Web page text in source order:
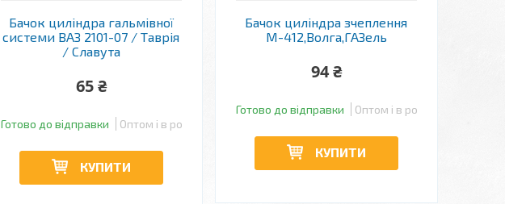
Бачок циліндра гальмівної
системи ВАЗ 2101-07 / Таврія
/ Славута
65 ₴
Готово до відправки Оптом і в роздріб
КУПИТИ
Бачок циліндра зчеплення
М-412,Волга,ГАЗель
94 ₴
Готово до відправки Оптом і в роздріб
КУПИТИ